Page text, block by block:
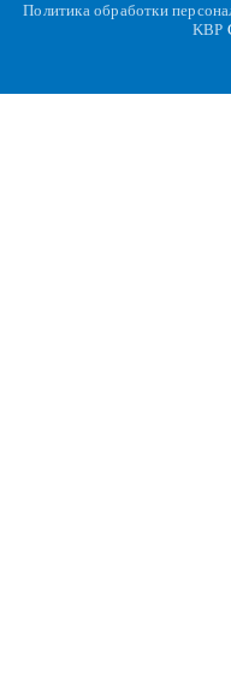
Политика обработки
KBP